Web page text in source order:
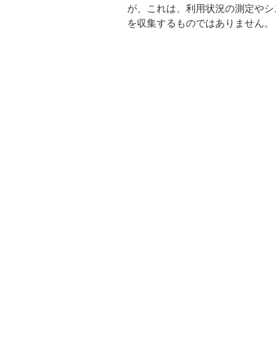
が、これは、利用状況の測定や
を収集するものではありません。